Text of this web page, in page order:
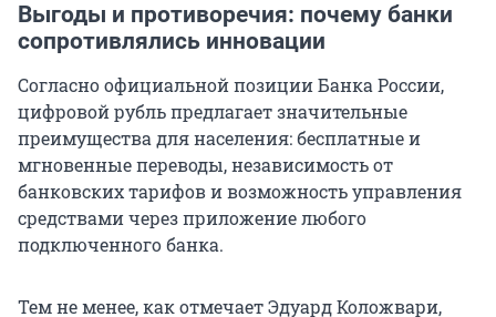
Выгоды и противоречия: почему банки
сопротивлялись инновации
Согласно официальной позиции Банка России,
цифровой рубль предлагает значительные
преимущества для населения: бесплатные и
мгновенные переводы, независимость от
банковских тарифов и возможность управления
средствами через приложение любого
подключенного банка.
Тем не менее, как отмечает Эдуард Коложвари,